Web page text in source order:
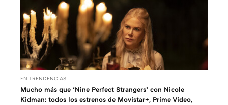
EN TRENDENCIAS
Mucho más que ‘Nine Perfect Strangers’ con Nicole
Kidman: todos los estrenos de Movistar+, Prime Video,